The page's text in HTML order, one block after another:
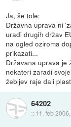
Ja, še tole:
Državna uprava ni
uradi drugih držav
na ogled oziroma
prikazati...
Državana uprava je
nekateri zaradi
žebljev raje dali
64202
:: 11. feb